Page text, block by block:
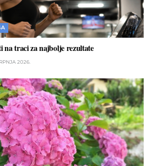
traci za najbolje rezultate
2026.